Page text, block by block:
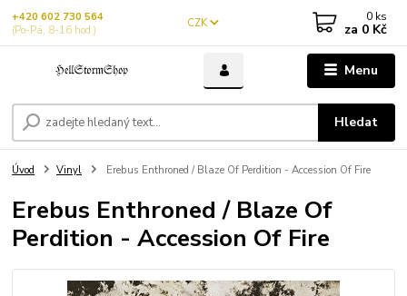
Menu
CZK
Hledat
+420 602 730 564
(Po-Pá, 8-16 hod.)
0 ks
za 0 Kč
Úvod Vinyl Erebus Enthroned / Blaze Of Perdition - Accession Of Fire
Erebus Enthroned / Blaze Of
Perdition - Accession Of Fire